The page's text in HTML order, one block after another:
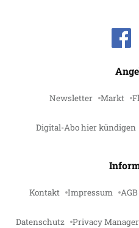
Newsletter Markt
Digital-Abo hier kündigen
Kontakt Impressum AGB
Datenschutz Privacy Manager